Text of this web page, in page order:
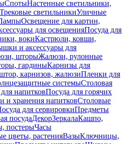
СпотыНастенные светильники,
Трековые светильникиУличные
Освещение для картин,
для освещенияПосуда для
вокиКастрюли, ковши,
и аксессуары для
шторыЖалюзи, рулонные
гардиныКарнизы для
карнизов, жалюзиПленки для
системыСтоловая
напитковПосуда для горячих
и хранения напитковСтоловые
для сервировкиПредметы
посудаДекорЗеркалаКашпо,
постерыЧасы
цветы, растенияВазыКлючницы,